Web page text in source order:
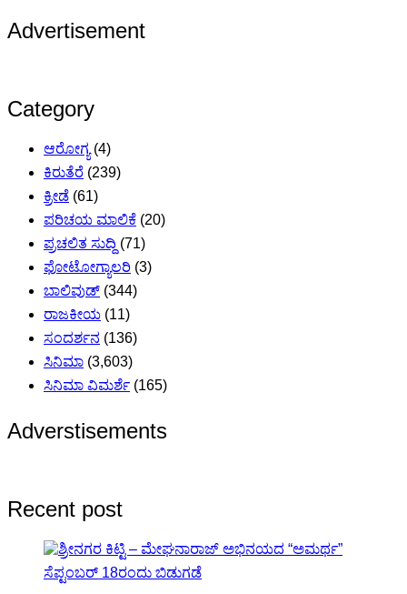
Advertisement
Category
ಆರೋಗ್ಯ(4)
ಕಿರುತೆರೆ (239)
ಕ್ರೀಡೆ (61)
ಪರಿಚಯ ಮಾಲಿಕೆ (20)
ಪ್ರಚಲಿತ ಸುದ್ದಿ (71)
ಫೋಟೋಗ್ಯಾಲರಿ (3)
ಬಾಲಿವುಡ್ (344)
ರಾಜಕೀಯ (11)
ಸಂದರ್ಶನ (136)
ಸಿನಿಮಾ (3,603)
ಸಿನಿಮಾ ವಿಮರ್ಶೆ (165)
Adverstisements
Recent post